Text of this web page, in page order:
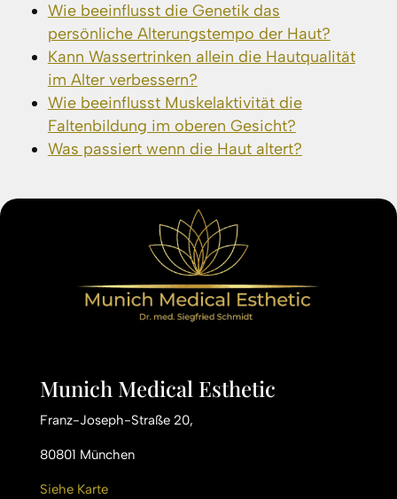
Wie beeinflusst die Genetik das
persönliche Alterungstempo der Haut?
Kann Wassertrinken allein die Hautqualität
im Alter verbessern?
Wie beeinflusst Muskelaktivität die
Faltenbildung im oberen Gesicht?
Was passiert wenn die Haut altert?
Munich Medical Esthetic
Franz-Joseph-Straße 20,
80801 München
Siehe Karte